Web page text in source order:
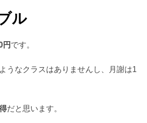
ル
円 です。
うなクラスはありませんし、月謝は1
だと思います。